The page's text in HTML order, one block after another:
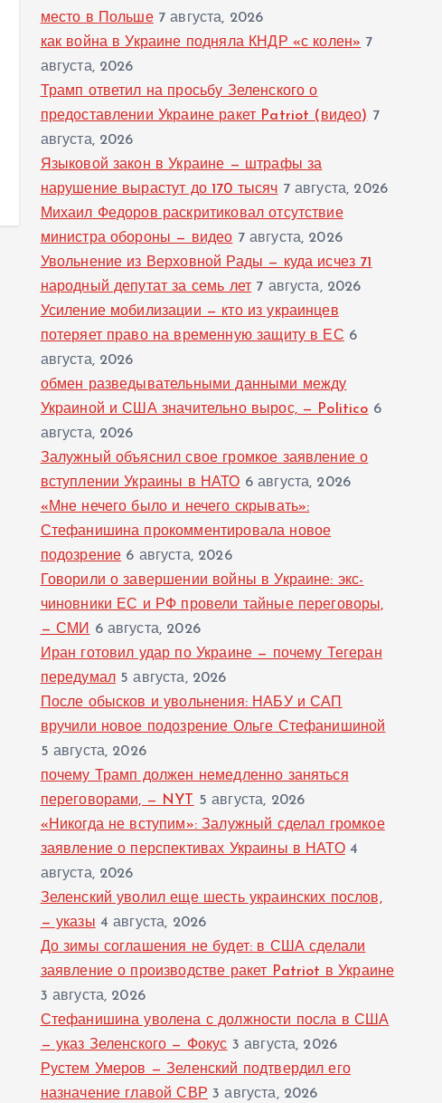
место в Польше 7 августа, 2026
как война в Украине подняла КНДР «с колен» 7
августа, 2026
Трамп ответил на просьбу Зеленского о
предоставлении Украине ракет Patriot (видео) 7
августа, 2026
Языковой закон в Украине — штрафы за
нарушение вырастут до 170 тысяч 7 августа, 2026
Михаил Федоров раскритиковал отсутствие
министра обороны — видео 7 августа, 2026
Увольнение из Верховной Рады — куда исчез 71
народный депутат за семь лет 7 августа, 2026
Усиление мобилизации — кто из украинцев
потеряет право на временную защиту в ЕС 6
августа, 2026
обмен разведывательными данными между
Украиной и США значительно вырос, — Politico 6
августа, 2026
Залужный объяснил свое громкое заявление о
вступлении Украины в НАТО 6 августа, 2026
«Мне нечего было и нечего скрывать»:
Стефанишина прокомментировала новое
подозрение 6 августа, 2026
Говорили о завершении войны в Украине: экс-
чиновники ЕС и РФ провели тайные переговоры,
— СМИ 6 августа, 2026
Иран готовил удар по Украине — почему Тегеран
передумал 5 августа, 2026
После обысков и увольнения: НАБУ и САП
вручили новое подозрение Ольге Стефанишиной
5 августа, 2026
почему Трамп должен немедленно заняться
переговорами, — NYT
5 августа, 2026
«Никогда не вступим»: Залужный сделал громкое
заявление о перспективах Украины в НАТО 4
августа, 2026
Зеленский уволил еще шесть украинских послов,
— указы 4 августа, 2026
До зимы соглашения не будет: в США сделали
заявление о производстве ракет Patriot в Украине
3 августа, 2026
Стефанишина уволена с должности посла в США
— указ Зеленского — Фокус 3 августа, 2026
Рустем Умеров — Зеленский подтвердил его
назначение главой СВР 3 августа, 2026